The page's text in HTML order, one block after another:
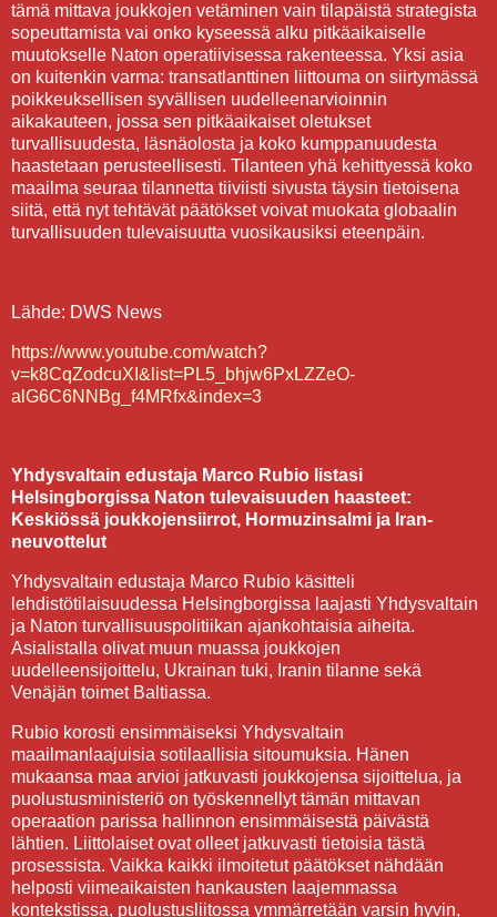
tämä mittava joukkojen vetäminen vain tilapäistä strategista
sopeuttamista vai onko kyseessä alku pitkäaikaiselle
muutokselle Naton operatiivisessa rakenteessa. Yksi asia
on kuitenkin varma: transatlanttinen liittouma on siirtymässä
poikkeuksellisen syvällisen uudelleenarvioinnin
aikakauteen, jossa sen pitkäaikaiset oletukset
turvallisuudesta, läsnäolosta ja koko kumppanuudesta
haastetaan perusteellisesti. Tilanteen yhä kehittyessä koko
maailma seuraa tilannetta tiiviisti sivusta täysin tietoisena
siitä, että nyt tehtävät päätökset voivat muokata globaalin
turvallisuuden tulevaisuutta vuosikausiksi eteenpäin.
Lähde: DWS News
https://www.youtube.com/watch?
v=k8CqZodcuXI&list=PL5_bhjw6PxLZZeO-
alG6C6NNBg_f4MRfx&index=3
Yhdysvaltain edustaja Marco Rubio listasi
Helsingborgissa Naton tulevaisuuden haasteet:
Keskiössä joukkojensiirrot, Hormuzinsalmi ja Iran-
neuvottelut
Yhdysvaltain edustaja Marco Rubio käsitteli
lehdistötilaisuudessa Helsingborgissa laajasti Yhdysvaltain
ja Naton turvallisuuspolitiikan ajankohtaisia aiheita.
Asialistalla olivat muun muassa joukkojen
uudelleensijoittelu, Ukrainan tuki, Iranin tilanne sekä
Venäjän toimet Baltiassa.
Rubio korosti ensimmäiseksi Yhdysvaltain
maailmanlaajuisia sotilaallisia sitoumuksia. Hänen
mukaansa maa arvioi jatkuvasti joukkojensa sijoittelua, ja
puolustusministeriö on työskennellyt tämän mittavan
operaation parissa hallinnon ensimmäisestä päivästä
lähtien. Liittolaiset ovat olleet jatkuvasti tietoisia tästä
prosessista. Vaikka kaikki ilmoitetut päätökset nähdään
helposti viimeaikaisten hankausten laajemmassa
kontekstissa, puolustusliitossa ymmärretään varsin hyvin,